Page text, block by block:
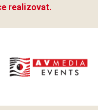
realizovat.